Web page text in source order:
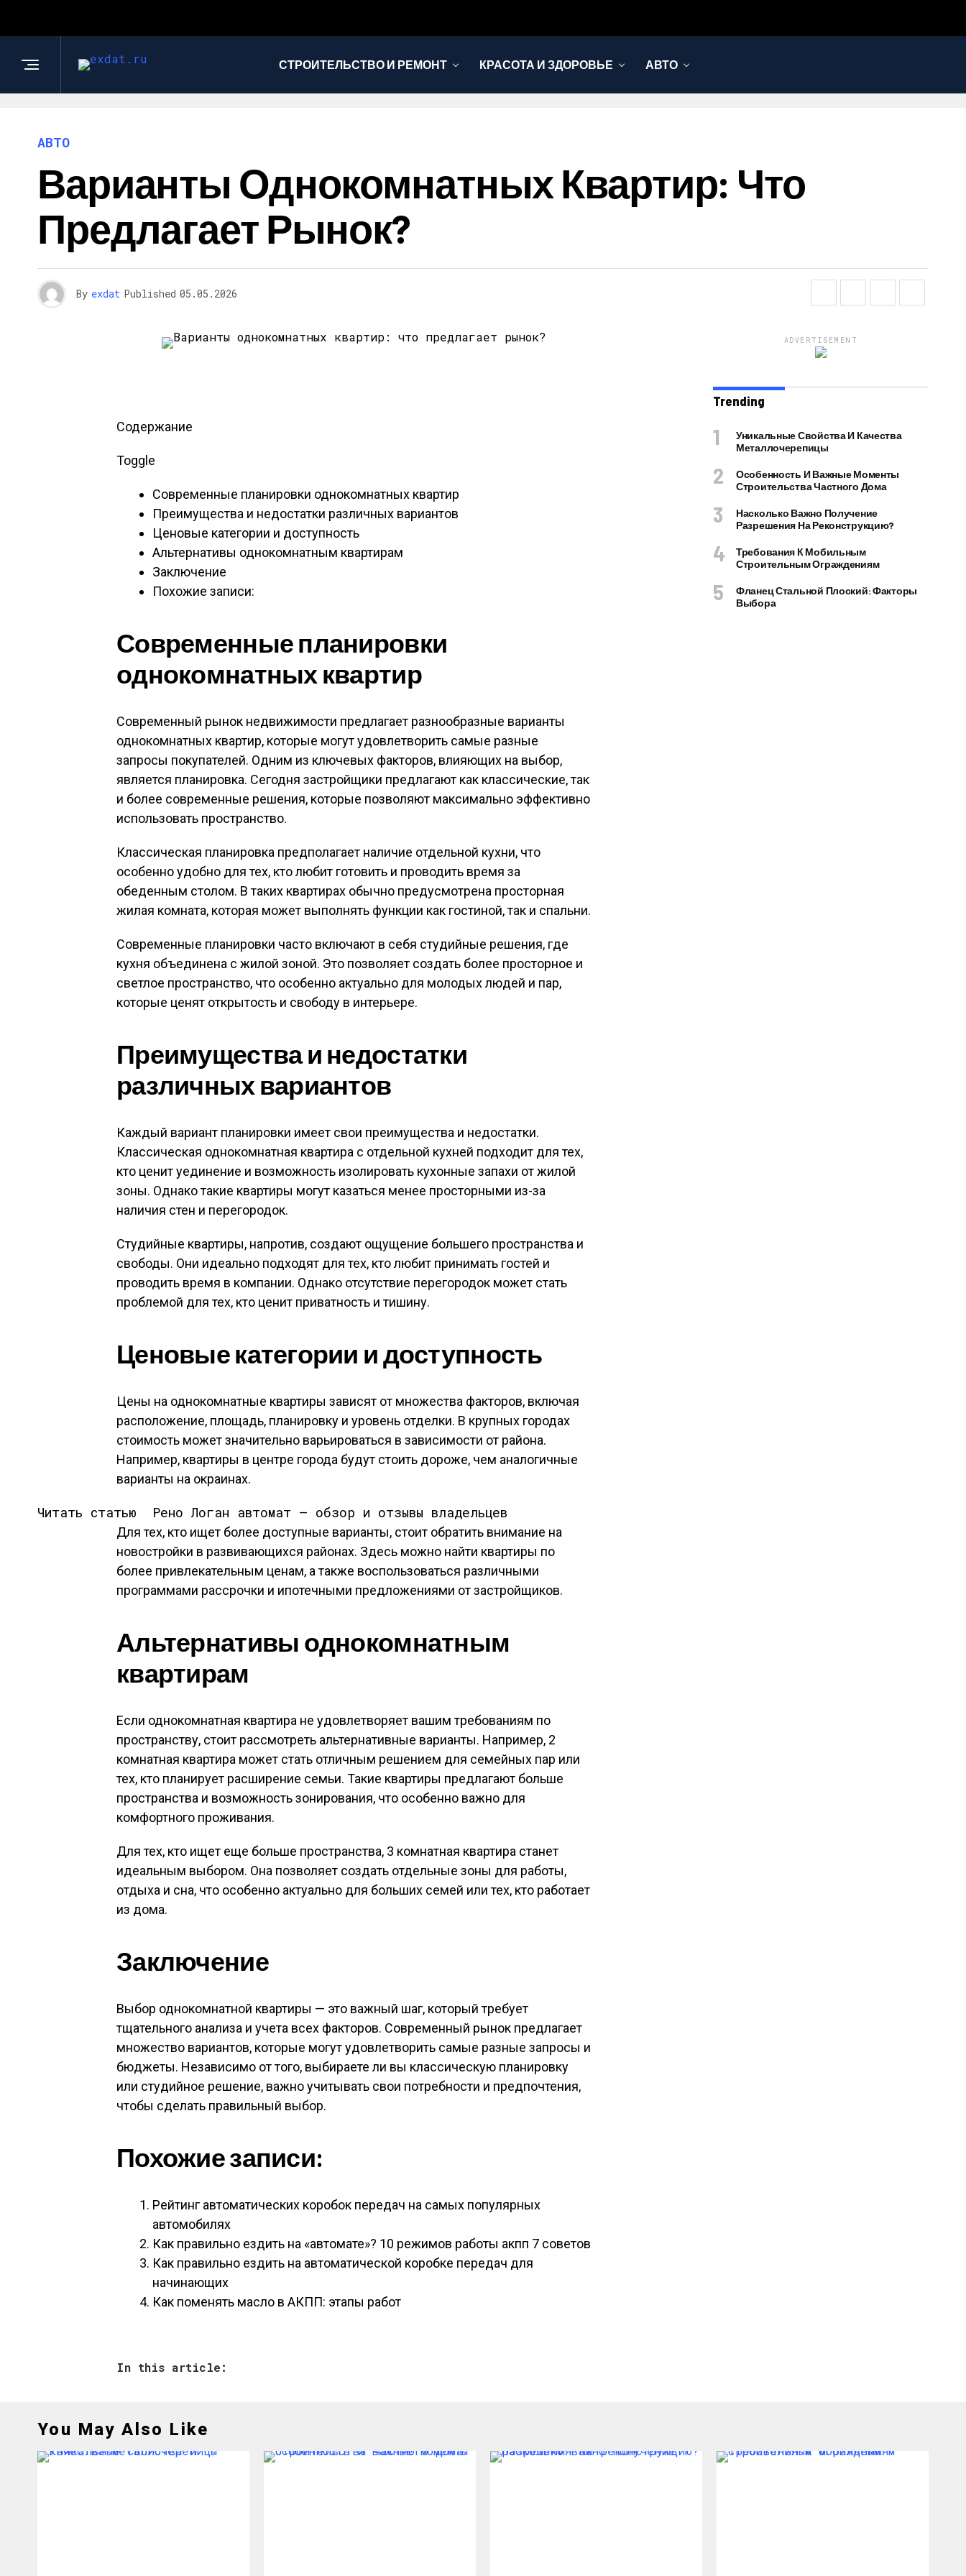
СТРОИТЕЛЬСТВО И РЕМОНТ КРАСОТА И ЗДОРОВЬЕ АВТО
АВТО
Варианты Однокомнатных Квартир: Что
Предлагает Рынок?
By exdat Published 05.05.2026
Содержание
Toggle
Современные планировки однокомнатных квартир
Преимущества и недостатки различных вариантов
Ценовые категории и доступность
Альтернативы однокомнатным квартирам
Заключение
Похожие записи:
Современные планировки
однокомнатных квартир
Современный рынок недвижимости предлагает разнообразные варианты
однокомнатных квартир, которые могут удовлетворить самые разные
запросы покупателей. Одним из ключевых факторов, влияющих на выбор,
является планировка. Сегодня застройщики предлагают как классические, так
и более современные решения, которые позволяют максимально эффективно
использовать пространство.
Классическая планировка предполагает наличие отдельной кухни, что
особенно удобно для тех, кто любит готовить и проводить время за
обеденным столом. В таких квартирах обычно предусмотрена просторная
жилая комната, которая может выполнять функции как гостиной, так и спальни.
Современные планировки часто включают в себя студийные решения, где
кухня объединена с жилой зоной. Это позволяет создать более просторное и
светлое пространство, что особенно актуально для молодых людей и пар,
которые ценят открытость и свободу в интерьере.
Преимущества и недостатки
различных вариантов
Каждый вариант планировки имеет свои преимущества и недостатки.
Классическая однокомнатная квартира с отдельной кухней подходит для тех,
кто ценит уединение и возможность изолировать кухонные запахи от жилой
зоны. Однако такие квартиры могут казаться менее просторными из-за
наличия стен и перегородок.
Студийные квартиры, напротив, создают ощущение большего пространства и
свободы. Они идеально подходят для тех, кто любит принимать гостей и
проводить время в компании. Однако отсутствие перегородок может стать
проблемой для тех, кто ценит приватность и тишину.
Ценовые категории и доступность
Цены на однокомнатные квартиры зависят от множества факторов, включая
расположение, площадь, планировку и уровень отделки. В крупных городах
стоимость может значительно варьироваться в зависимости от района.
Например, квартиры в центре города будут стоить дороже, чем аналогичные
варианты на окраинах.
Читать статью Рено Логан автомат — обзор и отзывы владельцев
Для тех, кто ищет более доступные варианты, стоит обратить внимание на
новостройки в развивающихся районах. Здесь можно найти квартиры по
более привлекательным ценам, а также воспользоваться различными
программами рассрочки и ипотечными предложениями от застройщиков.
Альтернативы однокомнатным
квартирам
Если однокомнатная квартира не удовлетворяет вашим требованиям по
пространству, стоит рассмотреть альтернативные варианты. Например, 2
комнатная квартира может стать отличным решением для семейных пар или
тех, кто планирует расширение семьи. Такие квартиры предлагают больше
пространства и возможность зонирования, что особенно важно для
комфортного проживания.
Для тех, кто ищет еще больше пространства, 3 комнатная квартира станет
идеальным выбором. Она позволяет создать отдельные зоны для работы,
отдыха и сна, что особенно актуально для больших семей или тех, кто работает
из дома.
Заключение
Выбор однокомнатной квартиры — это важный шаг, который требует
тщательного анализа и учета всех факторов. Современный рынок предлагает
множество вариантов, которые могут удовлетворить самые разные запросы и
бюджеты. Независимо от того, выбираете ли вы классическую планировку
или студийное решение, важно учитывать свои потребности и предпочтения,
чтобы сделать правильный выбор.
Похожие записи:
Рейтинг автоматических коробок передач на самых популярных
автомобилях
Как правильно ездить на «автомате»? 10 режимов работы акпп 7 советов
Как правильно ездить на автоматической коробке передач для
начинающих
Как поменять масло в АКПП: этапы работ
In this article:
ADVERTISEMENT
Trending
Уникальные Свойства И Качества
Металлочерепицы
Особенность И Важные Моменты
Строительства Частного Дома
Насколько Важно Получение
Разрешения На Реконструкцию?
Требования К Мобильным
Строительным Ограждениям
Фланец Стальной Плоский: Факторы
Выбора
You May Also Like